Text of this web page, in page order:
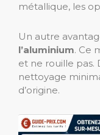
métallique, les
Un autre
l’aluminium. Ce
et ne rouille pas.
nettoyage
d’origine.